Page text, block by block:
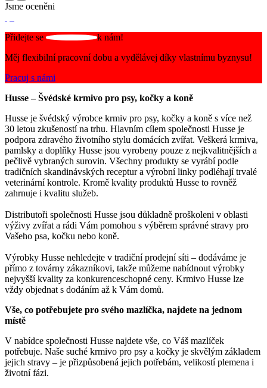
Jsme oceněni
Přidejte se
k nám!
Měj flexibilní pracovní dobu a vydělávej díky vlastnímu byznysu!
Pracuj s námi
Husse – Švédské krmivo pro psy, kočky a koně
Husse je švédský výrobce krmiv pro psy, kočky a koně s více než
30 letou zkušeností na trhu. Hlavním cílem společnosti Husse je
podpora zdravého životního stylu domácích zvířat. Veškerá krmiva,
pamlsky a doplňky Husse jsou vyrobeny pouze z nejkvalitnějších a
pečlivě vybraných surovin. Všechny produkty se vyrábí podle
tradičních skandinávských receptur a výrobní linky podléhají trvalé
veterinární kontrole. Kromě kvality produktů Husse to rovněž
zahrnuje i kvalitu služeb.
Distributoři společnosti Husse jsou důkladně proškoleni v oblasti
výživy zvířat a rádi Vám pomohou s výběrem správné stravy pro
Vašeho psa, kočku nebo koně.
Výrobky Husse nehledejte v tradiční prodejní síti – dodáváme je
přímo z továrny zákazníkovi, takže můžeme nabídnout výrobky
nejvyšší kvality za konkurenceschopné ceny. Krmivo Husse lze
vždy objednat s dodáním až k Vám domů.
Vše, co potřebujete pro svého mazlíčka, najdete na jednom
místě
V nabídce společnosti Husse najdete vše, co Váš mazlíček
potřebuje. Naše suché krmivo pro psy a kočky je skvělým základem
jejich stravy – je přizpůsobená jejich potřebám, velikostí plemena i
životní fázi.